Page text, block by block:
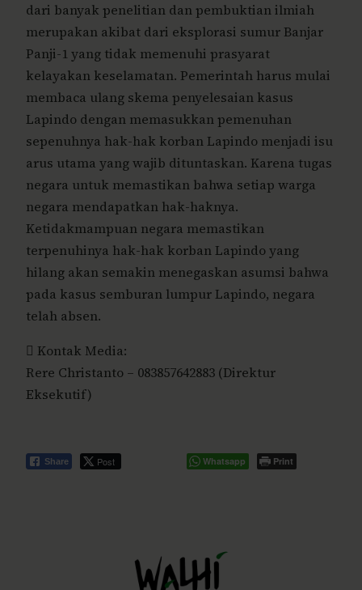
dari banyak penelitian dan pembuktian ilmiah
merupakan akibat dari eksplorasi sumur Banjar
Panji-1 yang tidak memenuhi prasyarat
kelayakan keselamatan. Pemerintah harus mulai
membaca ulang skema penyelesaian kasus
Lapindo dengan memasukkan pemenuhan
sepenuhnya hak-hak korban Lapindo menjadi isu
arus utama yang wajib dituntaskan. Karena tugas
negara untuk memastikan bahwa setiap warga
negara mendapatkan hak-haknya.
Ketidakmampuan negara memastikan
terpenuhinya hak-hak korban Lapindo yang
hilang akan semakin menegaskan asumsi bahwa
pada kasus semburan lumpur Lapindo, negara
telah absen.
 Kontak Media:
Rere Christanto – 083857642883 (Direktur
Eksekutif)
Share Post Whatsapp Print